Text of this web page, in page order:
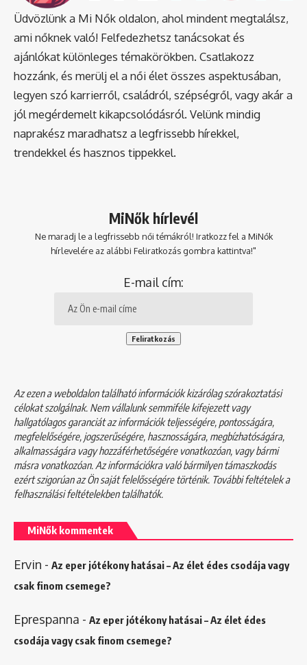
Üdvözlünk a Mi Nők oldalon, ahol mindent megtalálsz,
ami nőknek való! Felfedezhetsz tanácsokat és
ajánlókat különleges témakörökben. Csatlakozz
hozzánk, és merülj el a női élet összes aspektusában,
legyen szó karrierről, családról, szépségről, vagy akár a
jól megérdemelt kikapcsolódásról. Velünk mindig
naprakész maradhatsz a legfrissebb hírekkel,
trendekkel és hasznos tippekkel.
MiNők hírlevél
Ne maradj le a legfrissebb női témákról! Iratkozz fel a MiNők
hírlevelére az alábbi Feliratkozás gombra kattintva!"
E-mail cím:
Az ezen a weboldalon található információk kizárólag szórakoztatási
célokat szolgálnak. Nem vállalunk semmiféle kifejezett vagy
hallgatólagos garanciát az információk teljességére, pontosságára,
megfelelőségére, jogszerűségére, hasznosságára, megbízhatóságára,
alkalmasságára vagy hozzáférhetőségére vonatkozóan, vagy bármi
másra vonatkozóan. Az információkra való bármilyen támaszkodás
ezért szigorúan az Ön saját felelősségére történik. További feltételek a
felhasználási feltételekbentalálhatók.
MiNők kommentek
Ervin - Az eper jótékony hatásai – Az élet édes csodája vagy
csak finom csemege?
Eprespanna - Az eper jótékony hatásai – Az élet édes
csodája vagy csak finom csemege?